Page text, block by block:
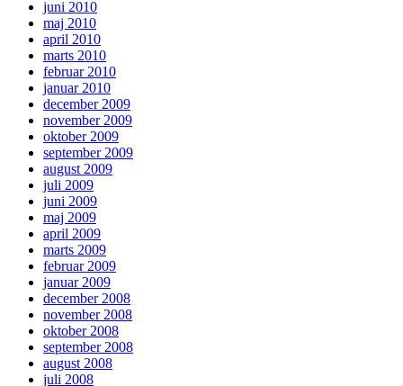
juni 2010
maj 2010
april 2010
marts 2010
februar 2010
januar 2010
december 2009
november 2009
oktober 2009
september 2009
august 2009
juli 2009
juni 2009
maj 2009
april 2009
marts 2009
februar 2009
januar 2009
december 2008
november 2008
oktober 2008
september 2008
august 2008
juli 2008